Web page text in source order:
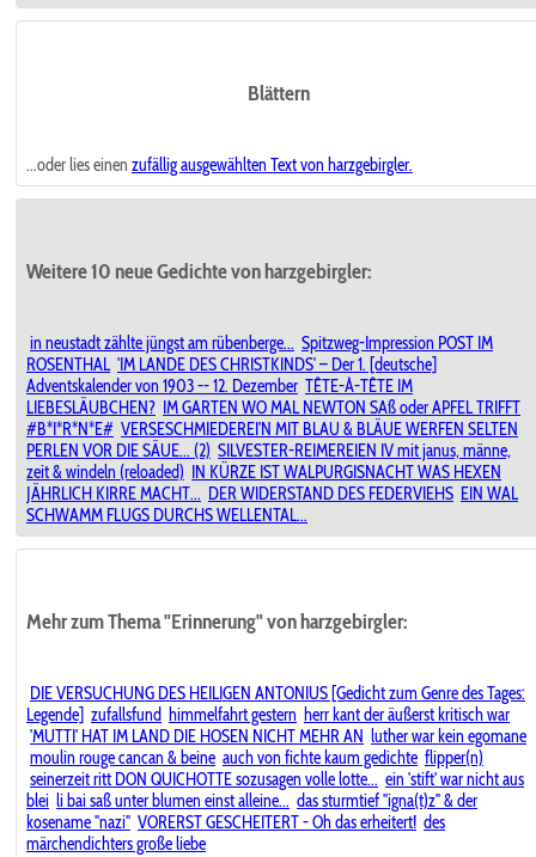
Blättern
...oder lies einen zufällig ausgewählten Text von harzgebirgler.
Weitere 10 neue Gedichte von harzgebirgler:
in neustadt zählte jüngst am rübenberge... Spitzweg-Impression POST IM
ROSENTHAL 'IM LANDE DES CHRISTKINDS' – Der 1. [deutsche]
Adventskalender von 1903 -- 12. Dezember TÊTE-À-TÊTE IM
LIEBESLÄUBCHEN? IM GARTEN WO MAL NEWTON SAß oder APFEL TRIFFT
#B*I*R*N*E# VERSESCHMIEDEREI'N MIT BLAU & BLÄUE WERFEN SELTEN
PERLEN VOR DIE SÄUE... (2) SILVESTER-REIMEREIEN IV mit janus, männe,
zeit & windeln (reloaded) IN KÜRZE IST WALPURGISNACHT WAS HEXEN
JÄHRLICH KIRRE MACHT... DER WIDERSTAND DES FEDERVIEHS EIN WAL
SCHWAMM FLUGS DURCHS WELLENTAL...
Mehr zum Thema "Erinnerung" von harzgebirgler:
DIE VERSUCHUNG DES HEILIGEN ANTONIUS [Gedicht zum Genre des Tages:
Legende] zufallsfund himmelfahrt gestern herr kant der äußerst kritisch war
'MUTTI' HAT IM LAND DIE HOSEN NICHT MEHR AN luther war kein egomane
moulin rouge cancan & beine auch von fichte kaum gedichte flipper(n)
seinerzeit ritt DON QUICHOTTE sozusagen volle lotte... ein 'stift' war nicht aus
blei li bai saß unter blumen einst alleine... das sturmtief "igna(t)z" & der
kosename "nazi" VORERST GESCHEITERT - Oh das erheitert! des
märchendichters große liebe